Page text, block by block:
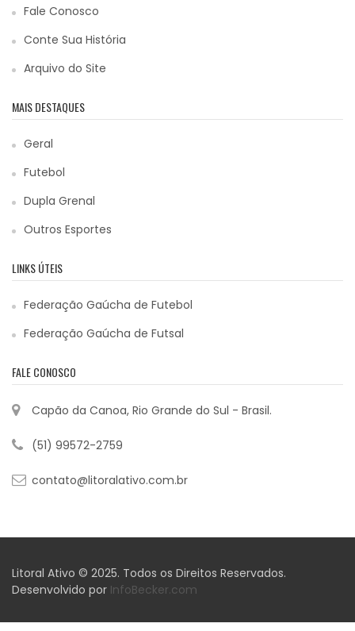
Fale Conosco
Conte Sua História
Arquivo do Site
MAIS DESTAQUES
Geral
Futebol
Dupla Grenal
Outros Esportes
LINKS ÚTEIS
Federação Gaúcha de Futebol
Federação Gaúcha de Futsal
FALE CONOSCO
Capão da Canoa, Rio Grande do Sul - Brasil.
(51) 99572-2759
contato@litoralativo.com.br
Litoral Ativo © 2025. Todos os Direitos Reservados.
Desenvolvido por InfoBecker.com